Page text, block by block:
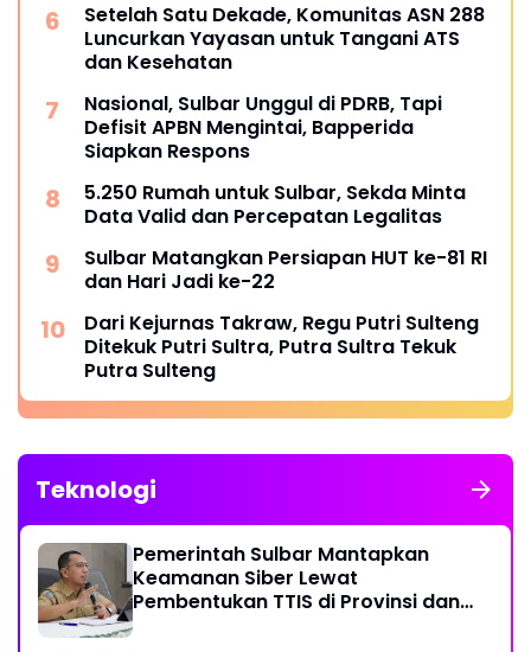
Setelah Satu Dekade, Komunitas ASN 288
Luncurkan Yayasan untuk Tangani ATS
dan Kesehatan
Nasional, Sulbar Unggul di PDRB, Tapi
Defisit APBN Mengintai, Bapperida
Siapkan Respons
5.250 Rumah untuk Sulbar, Sekda Minta
Data Valid dan Percepatan Legalitas
Sulbar Matangkan Persiapan HUT ke-81 RI
dan Hari Jadi ke-22
Dari Kejurnas Takraw, Regu Putri Sulteng
Ditekuk Putri Sultra, Putra Sultra Tekuk
Putra Sulteng
Teknologi
Pemerintah Sulbar Mantapkan
Keamanan Siber Lewat
Pembentukan TTIS di Provinsi dan